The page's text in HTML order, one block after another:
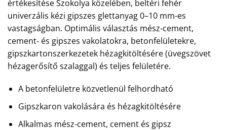
értékesítése Szokolya közelében, beltéri fehér
univerzális kézi gipszes glettanyag 0–10 mm-es
vastagságban. Optimális választás mész-cement,
cement- és gipszes vakolatokra, betonfelületekre,
gipszkartonszerkezetek hézagkitöltésére (üvegszövet
hézagerősítő szalaggal) és teljes felületére.
A betonfelületre közvetlenül felhordható
Gipszkaron vakolására és hézagkitöltésére
Alkalmas mész-cement, cement és gipsz